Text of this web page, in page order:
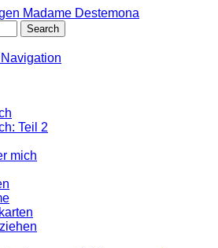
Madame Destemona
Teil 2
mich